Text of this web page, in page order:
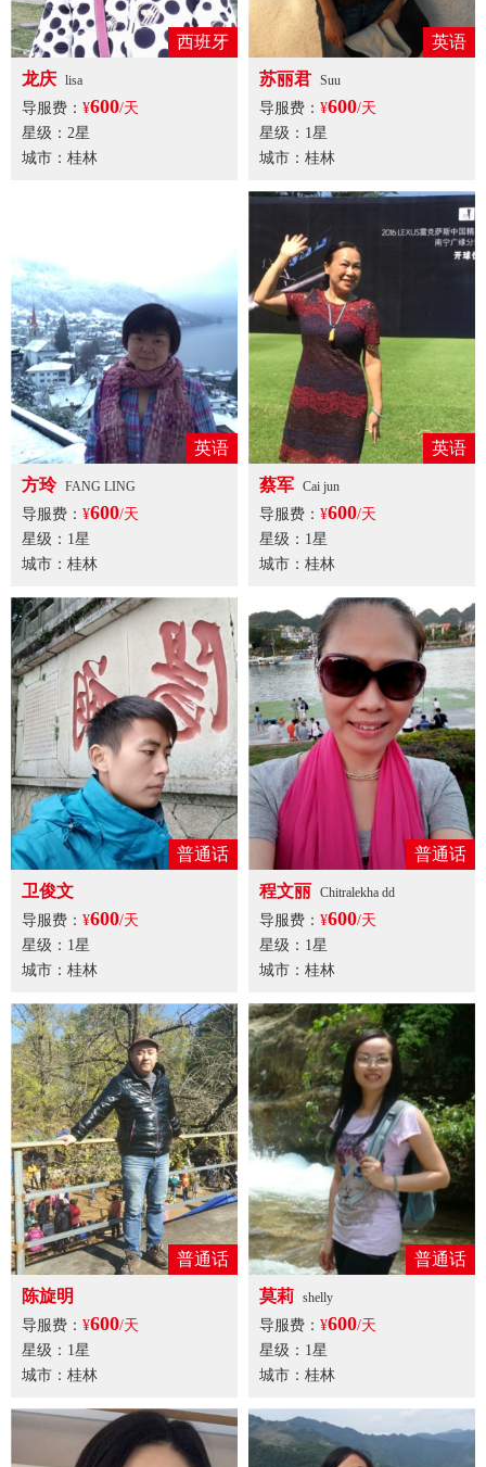
西班牙
龙庆 lisa
导服费： ¥600/天
星级：2星
城市：桂林
英语
苏丽君 Suu
导服费： ¥600/天
星级：1星
城市：桂林
英语
方玲 FANG LING
导服费： ¥600/天
星级：1星
城市：桂林
英语
蔡军 Cai jun
导服费： ¥600/天
星级：1星
城市：桂林
普通话
卫俊文
导服费： ¥600/天
星级：1星
城市：桂林
普通话
程文丽 Chitralekha dd
导服费： ¥600/天
星级：1星
城市：桂林
普通话
陈旋明
导服费： ¥600/天
星级：1星
城市：桂林
普通话
莫莉 shelly
导服费： ¥600/天
星级：1星
城市：桂林